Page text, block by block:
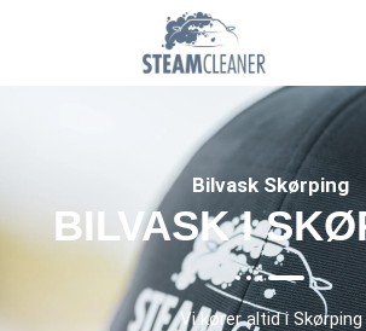
Bilvask Skørping
BILVASK I
Vi kører altid i Skørping